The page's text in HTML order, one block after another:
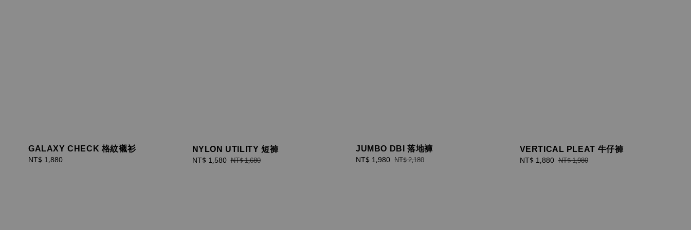
GALAXY CHECK 格紋襯衫
Regular
NT$ 1,880
NYLON UTILITY 短褲
Sale
NT$ 1,580 Regular
NT$ 1,680
JUMBO DBI 落地褲
Sale
NT$ 1,980 Regular
NT$ 2,180
VERTICAL PLEAT 牛仔褲
Sale
NT$ 1,880 Regular
NT$ 1,980